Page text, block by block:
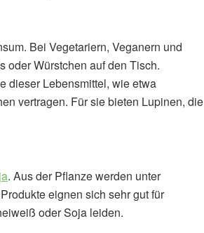
Bei Vegetariern, Veganern und
oder Würstchen auf den Tisch.
dieser Lebensmittel, wie etwa
vertragen. Für sie bieten Lupinen, die
. Aus der Pflanze werden unter
eignen sich sehr gut für
oder Soja leiden.